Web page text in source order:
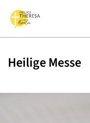
Heilige Messe